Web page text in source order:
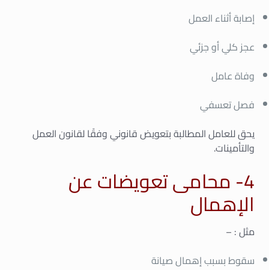
إصابة أثناء العمل
عجز كلي أو جزئي
وفاة عامل
فصل تعسفي
يحق للعامل المطالبة بتعويض قانوني وفقًا لقانون العمل
والتأمينات.
4- محامى تعويضات عن
الإهمال
مثل : –
سقوط بسبب إهمال صيانة